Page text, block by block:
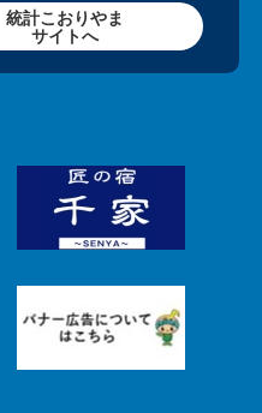
統計こおりやま
サイトへ